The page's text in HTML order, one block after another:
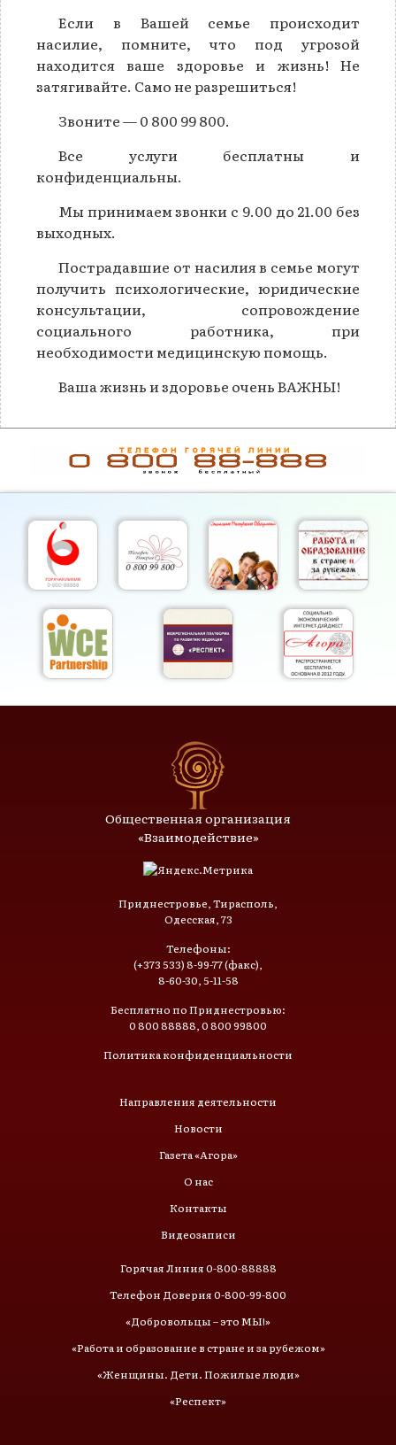
Если в Вашей семье происходит
насилие, помните, что под угрозой
находится ваше здоровье и жизнь! Не
затягивайте. Само не разрешиться!
Звоните — 0 800 99 800.
Все услуги бесплатны и
конфиденциальны.
Мы принимаем звонки с 9.00 до 21.00 без
выходных.
Пострадавшие от насилия в семье могут
получить психологические, юридические
консультации, сопровождение
социального работника, при
необходимости медицинскую помощь.
Ваша жизнь и здоровье очень ВАЖНЫ!
Общественная организация
«Взаимодействие»
Приднестровье, Тирасполь,
Одесская, 73
Телефоны:
(+373 533) 8-99-77 (факс),
8-60-30, 5-11-58
Бесплатно по Приднестровью:
0 800 88888, 0 800 99800
Политика конфиденциальности
Направления деятельности
Новости
Газета «Агора»
О нас
Контакты
Видеозаписи
Горячая Линия 0-800-88888
Телефон Доверия 0-800-99-800
«Добровольцы – это МЫ!»
«Работа и образование в стране и за рубежом»
«Женщины. Дети. Пожилые люди»
«Респект»